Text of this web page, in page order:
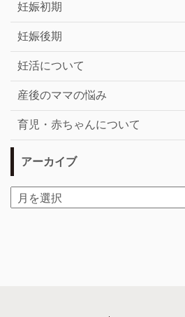
妊娠初期
妊娠後期
妊活について
産後のママの悩み
育児・赤ちゃんについて
アーカイブ